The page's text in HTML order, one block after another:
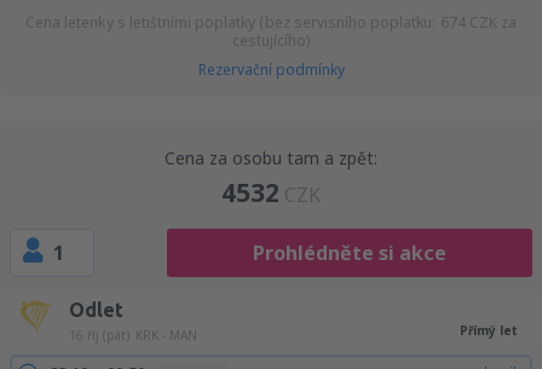
Cena letenky s letištními poplatky (bez servisního poplatku: 674 CZK za
cestujícího)
Rezervační podmínky
Cena za osobu tam a zpět:
4532 CZK
1 Prohlédněte si akce
Odlet
16 říj (pát) KRK - MAN Přímý let